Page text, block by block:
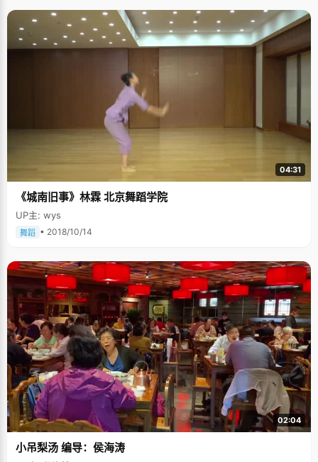
04:31
《城南旧事》林霖 北京舞蹈学院
UP主: wys
舞蹈 • 2018/10/14
02:04
小吊梨汤 编导：侯海涛